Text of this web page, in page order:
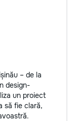
– de la
design-
un proiect
să fie clară,